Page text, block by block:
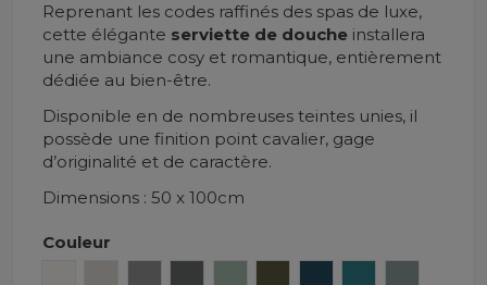
Reprenant les codes raffinés des spas de luxe,
cette élégante serviette de doucheinstallera
une ambiance cosy et romantique, entièrement
dédiée au bien-être.
Disponible en de nombreuses teintes unies, il
possède une finition point cavalier, gage
d’originalité et de caractère.
Dimensions : 50 x 100cm
Couleur